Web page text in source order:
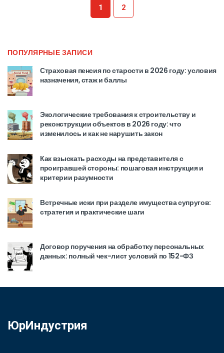
1 2
ПОПУЛЯРНЫЕ ЗАПИСИ
Страховая пенсия по старости в 2026 году: условия
назначения, стаж и баллы
Экологические требования к строительству и
реконструкции объектов в 2026 году: что
изменилось и как не нарушить закон
Как взыскать расходы на представителя с
проигравшей стороны: пошаговая инструкция и
критерии разумности
Встречные иски при разделе имущества супругов:
стратегия и практические шаги
Договор поручения на обработку персональных
данных: полный чек-лист условий по 152-ФЗ
ЮрИндустрия